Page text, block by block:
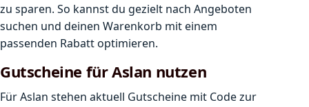
zu sparen. So kannst du gezielt nach Angeboten
suchen und deinen Warenkorb mit einem
passenden Rabatt optimieren.
Gutscheine für Aslan nutzen
Für Aslan stehen aktuell Gutscheine mit Code zur